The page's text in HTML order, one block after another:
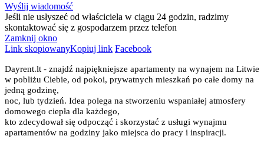
Wyślij wiadomość
Jeśli nie usłyszeć od właściciela w ciągu 24 godzin, radzimy
skontaktować się z gospodarzem przez telefon
Zamknij okno
Link skopiowanyKopiuj link Facebook
Dayrent.lt - znajdź najpiękniejsze apartamenty na wynajem na Litwie
w pobliżu Ciebie, od pokoi, prywatnych mieszkań po całe domy na
jedną godzinę,
noc, lub tydzień. Idea polega na stworzeniu wspaniałej atmosfery
domowego ciepła dla każdego,
kto zdecydował się odpocząć i skorzystać z usługi wynajmu
apartamentów na godziny jako miejsca do pracy i inspiracji.